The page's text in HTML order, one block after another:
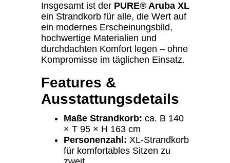
Insgesamt ist der PURE® Aruba XL
ein Strandkorb für alle, die Wert auf
ein modernes Erscheinungsbild,
hochwertige Materialien und
durchdachten Komfort legen – ohne
Kompromisse im täglichen Einsatz.
Features &
Ausstattungsdetails
Maße Strandkorb: ca. B 140
× T 95 × H 163 cm
Personenzahl: XL-Strandkorb
für komfortables Sitzen zu